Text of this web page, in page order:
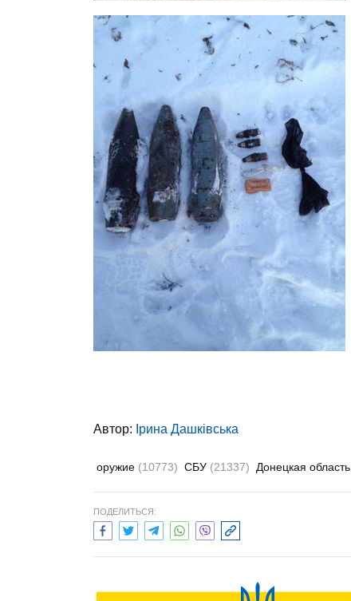
Автор: Ірина Дашківська
оружие (10773) СБУ (21337) Донецкая область
ПОДЕЛИТЬСЯ: